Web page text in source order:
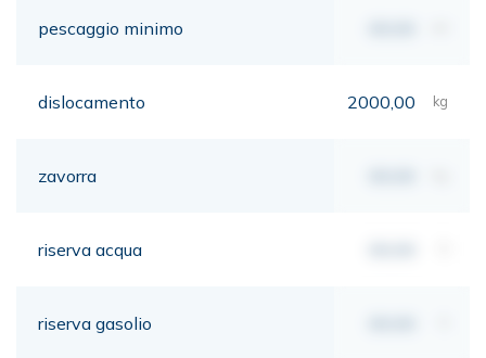
pescaggio minimo
dislocamento 2000,00 kg
zavorra
riserva acqua
riserva gasolio